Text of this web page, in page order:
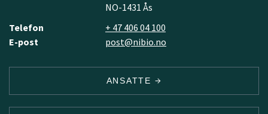
NO-1431 Ås
Telefon
+ 47 406 04 100
E-post
post@nibio.no
ANSATTE